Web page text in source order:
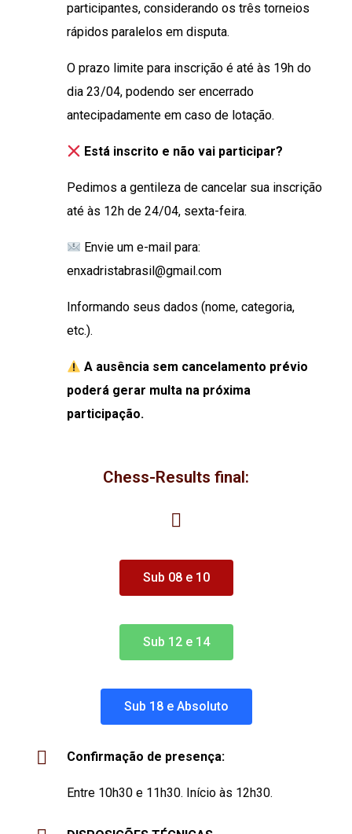
participantes, considerando os três torneios
rápidos paralelos em disputa.
O prazo limite para inscrição é até às 19h do
dia 23/04, podendo ser encerrado
antecipadamente em caso de lotação.
Está inscrito e não vai participar?
Pedimos a gentileza de cancelar sua inscrição
até às 12h de 24/04, sexta-feira.
Envie um e-mail para:
enxadristabrasil@gmail.com
Informando seus dados (nome, categoria,
etc.).
A ausência sem cancelamento prévio
poderá gerar multa na próxima
participação.
Chess-Results final:
Sub 08 e 10
Sub 12 e 14
Sub 18 e Absoluto
Confirmação de presença:
Entre 10h30 e 11h30. Início às 12h30.